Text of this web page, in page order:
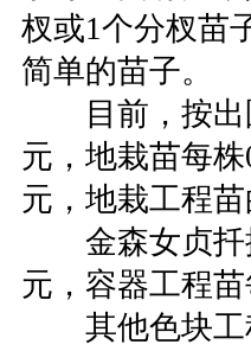
杈或1个分杈苗
简单的苗子。
目前，按出
元，地栽苗每
元，地栽工程苗
金森女贞扦
元，容器工程
其他色块工